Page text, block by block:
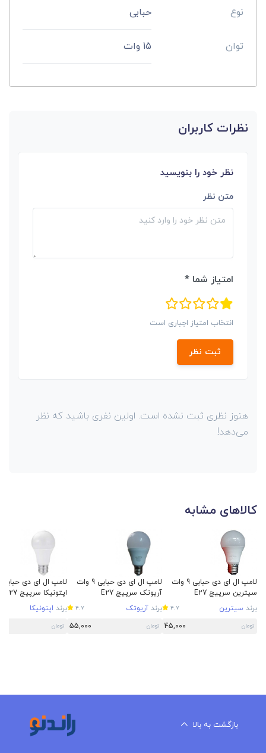
نوع حبابی
توان 15 وات
نظرات کاربران
نظر خود را بنویسید
متن نظر
امتیاز شما *
انتخاب امتیاز اجباری است
ثبت نظر
هنوز نظری ثبت نشده است. اولین نفری باشید که نظر
می‌دهد!
کالاهای مشابه
لامپ ال ای دی حبابی 9 وات
سیترین سرپیچ E27
برند سیترین 4.7
تومان 45,000
لامپ ال ای دی حبابی 9 وات
آریوتک سرپیچ E27
برند آریوتک 4.7
تومان 55,000
اپتونیکا سرپیچ E27
برند اپتونیکا
تومان
بازگشت به بالا